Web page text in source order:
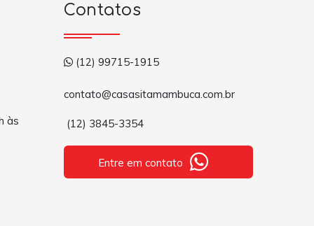
às
Contatos
(12) 99715-1915
contato@casasitamambuca.com.br
(12) 3845-3354
Entre em contato